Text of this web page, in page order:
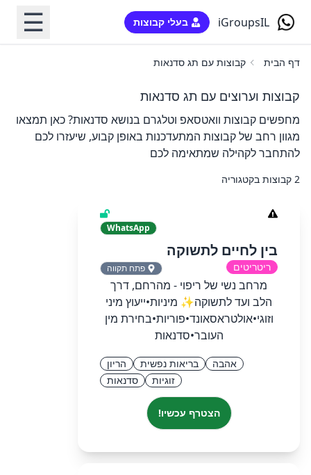
iGroupsIL בעלי קבוצות ☰
דף הבית קבוצות עם תג סדנאות
קבוצות וערוצים עם תג סדנאות
מחפשים קבוצות וואטסאפ וטלגרם בנושא סדנאות? כאן תמצאו
מגוון רחב של קבוצות המתעדכנות באופן קבוע, שיעזרו לכם
להתחבר לקהילה שמתאימה לכם
2 קבוצות בקטגוריה
WhatsApp
בין לחיים לתשוקה
ריטריטים פתח תקווה
מרחב נשי של ריפוי - מהרחם, דרך
הלב ועד לתשוקה✨ מיניות•ייעוץ מיני
וזוגי•אולטראסאונד•פוריות•בחירת מין
העובר•סדנאות
אהבה בריאות נפשית
הריון
זוגיות
סדנאות
הצטרף עכשיו!